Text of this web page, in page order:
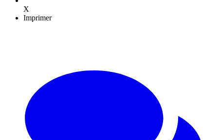
X
Imprimer